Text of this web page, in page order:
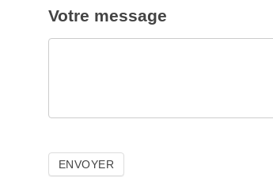
Votre message